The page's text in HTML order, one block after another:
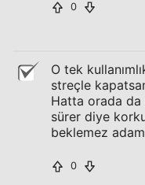
0
O tek
streçle
Hatta orada
sürer diye
beklemez
0